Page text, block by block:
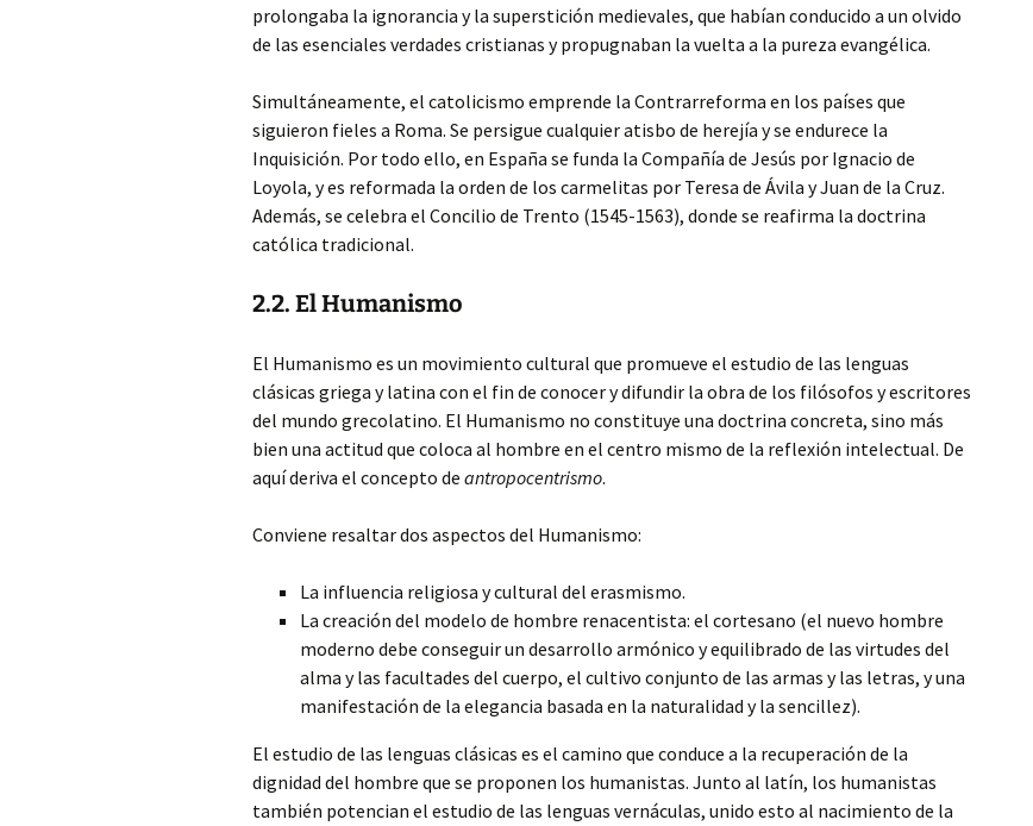
prolongaba la ignorancia y la superstición medievales, que habían conducido a un olvido
de las esenciales verdades cristianas y propugnaban la vuelta a la pureza evangélica.
Simultáneamente, el catolicismo emprende la Contrarreforma en los países que
siguieron fieles a Roma. Se persigue cualquier atisbo de herejía y se endurece la
Inquisición. Por todo ello, en España se funda la Compañía de Jesús por Ignacio de
Loyola, y es reformada la orden de los carmelitas por Teresa de Ávila y Juan de la Cruz.
Además, se celebra el Concilio de Trento (1545-1563), donde se reafirma la doctrina
católica tradicional.
2.2. El Humanismo
El Humanismo es un movimiento cultural que promueve el estudio de las lenguas
clásicas griega y latina con el fin de conocer y difundir la obra de los filósofos y escritores
del mundo grecolatino. El Humanismo no constituye una doctrina concreta, sino más
bien una actitud que coloca al hombre en el centro mismo de la reflexión intelectual. De
aquí deriva el concepto de antropocentrismo.
Conviene resaltar dos aspectos del Humanismo:
La influencia religiosa y cultural del erasmismo.
La creación del modelo de hombre renacentista: el cortesano (el nuevo hombre
moderno debe conseguir un desarrollo armónico y equilibrado de las virtudes del
alma y las facultades del cuerpo, el cultivo conjunto de las armas y las letras, y una
manifestación de la elegancia basada en la naturalidad y la sencillez).
El estudio de las lenguas clásicas es el camino que conduce a la recuperación de la
dignidad del hombre que se proponen los humanistas. Junto al latín, los humanistas
también potencian el estudio de las lenguas vernáculas, unido esto al nacimiento de la